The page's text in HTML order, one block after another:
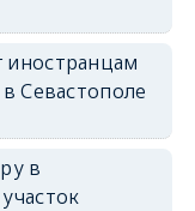
Севастополе
в